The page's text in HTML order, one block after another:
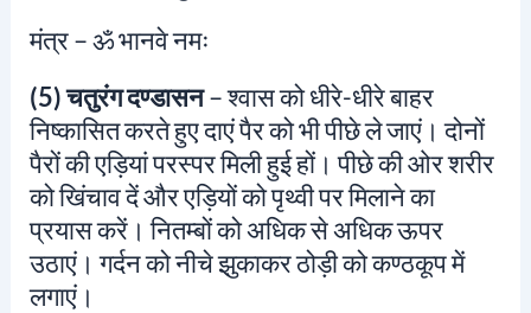
मंत्र –ॐ भानवे नमः
(5) चतुरंग दण्डासन– श्वास को धीरे-धीरे बाहर
निष्कासित करते हुए दाएं पैर को भी पीछे ले जाएं। दोनों
पैरों की एड़ियां परस्पर मिली हुई हों। पीछे की ओर शरीर
को खिंचाव दें और एड़ियों को पृथ्वी पर मिलाने का
प्रयास करें। नितम्बों को अधिक से अधिक ऊपर
उठाएं। गर्दन को नीचे झुकाकर ठोड़ी को कण्ठकूप में
लगाएं।